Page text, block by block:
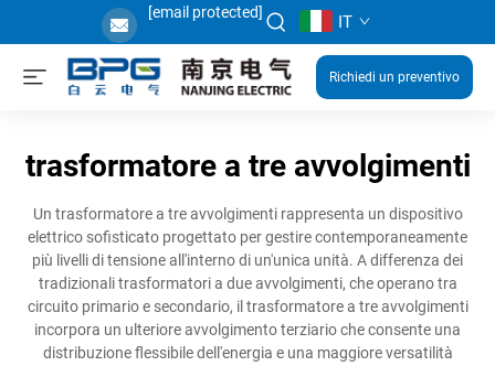
[email protected] IT
Richiedi un preventivo
trasformatore a tre avvolgimenti
Un trasformatore a tre avvolgimenti rappresenta un dispositivo
elettrico sofisticato progettato per gestire contemporaneamente
più livelli di tensione all'interno di un'unica unità. A differenza dei
tradizionali trasformatori a due avvolgimenti, che operano tra
circuito primario e secondario, il trasformatore a tre avvolgimenti
incorpora un ulteriore avvolgimento terziario che consente una
distribuzione flessibile dell'energia e una maggiore versatilità